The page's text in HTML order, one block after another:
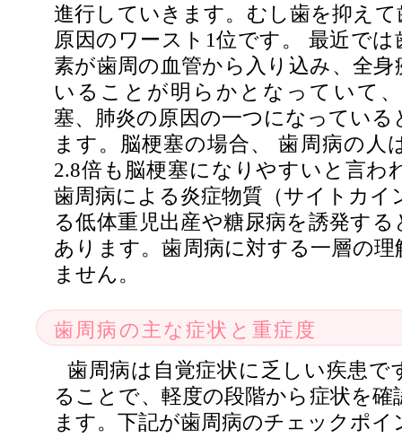
進行していきます。むし歯を抑え
原因のワースト1位です。 最近で
素が歯周の血管から入り込み、全
いることが明らかとなっていて
塞、肺炎の原因の一つになってい
ます。脳梗塞の場合、 歯周病の人
2.8倍も脳梗塞になりやすいと言わ
歯周病による炎症物質（サイトカイ
る低体重児出産や糖尿病を誘発す
あります。歯周病に対する一層の
ません。
歯周病の主な症状と重症度
歯周病は自覚症状に乏しい疾患で
ることで、軽度の段階から症状を
ます。下記が歯周病のチェックポイ